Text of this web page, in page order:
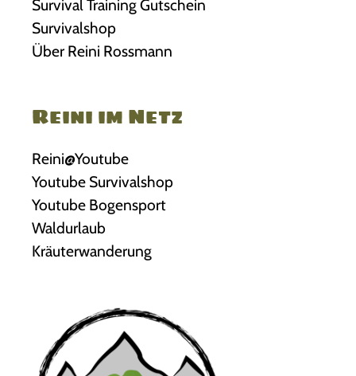
Survival Training Gutschein
Survivalshop
Über Reini Rossmann
Reini im Netz
Reini@Youtube
Youtube Survivalshop
Youtube Bogensport
Waldurlaub
Kräuterwanderung